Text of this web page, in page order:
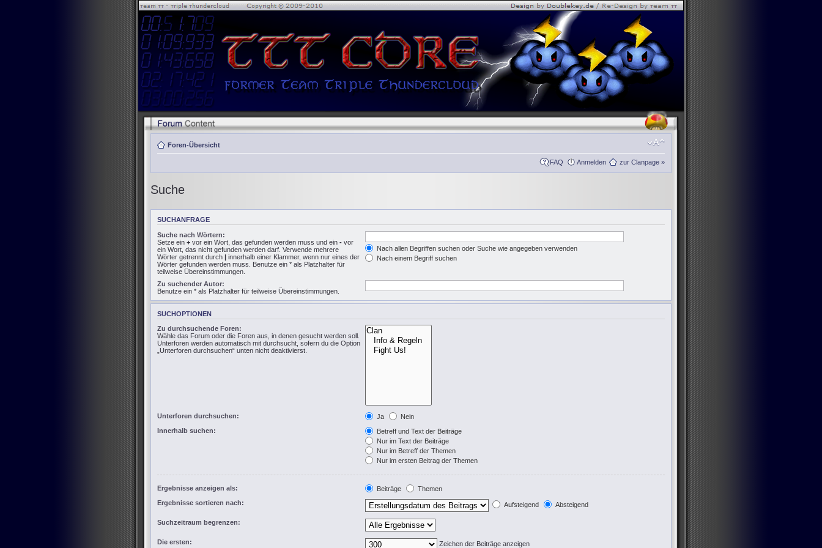
Foren-Übersicht
FAQ Anmelden zur Clanpage »
Suche
SUCHANFRAGE
Suche nach Wörtern:
Setze ein + vor ein Wort, das gefunden werden muss und ein - vor
ein Wort, das nicht gefunden werden darf. Verwende mehrere
Wörter getrennt durch | innerhalb einer Klammer, wenn nur eines der
Wörter gefunden werden muss. Benutze ein * als Platzhalter für
teilweise Übereinstimmungen.
Nach allen Begriffen suchen oder Suche wie angegeben verwenden
Nach einem Begriff suchen
Zu suchender Autor:
Benutze ein * als Platzhalter für teilweise Übereinstimmungen.
SUCHOPTIONEN
Zu durchsuchende Foren:
Wähle das Forum oder die Foren aus, in denen gesucht werden soll.
Unterforen werden automatisch mit durchsucht, sofern du die Option
„Unterforen durchsuchen“ unten nicht deaktivierst.
Unterforen durchsuchen: Ja
Nein
Innerhalb suchen:
Betreff und Text der Beiträge
Nur im Text der Beiträge
Nur im Betreff der Themen
Nur im ersten Beitrag der Themen
Ergebnisse anzeigen als: Beiträge
Themen
Ergebnisse sortieren nach:
Aufsteigend Absteigend
Suchzeitraum begrenzen:
Die ersten: Zeichen der Beiträge anzeigen